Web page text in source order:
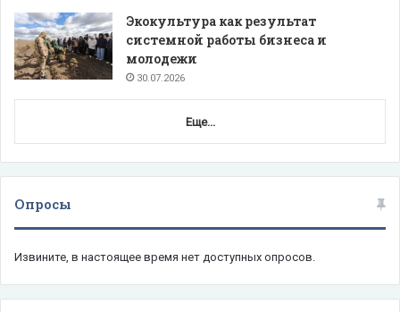
Экокультура как результат
системной работы бизнеса и
молодежи
30.07.2026
Еще...
Опросы
Извините, в настоящее время нет доступных опросов.